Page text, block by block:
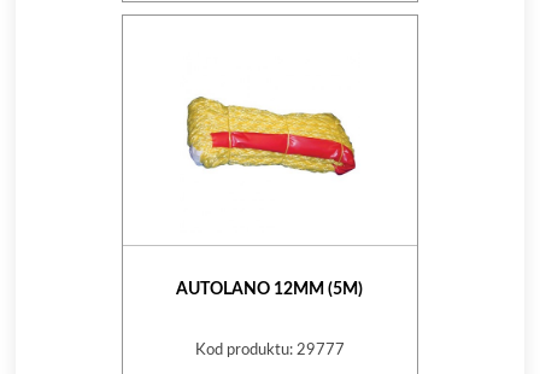
AUTOLANO 12MM (5M)
Kod produktu: 29777